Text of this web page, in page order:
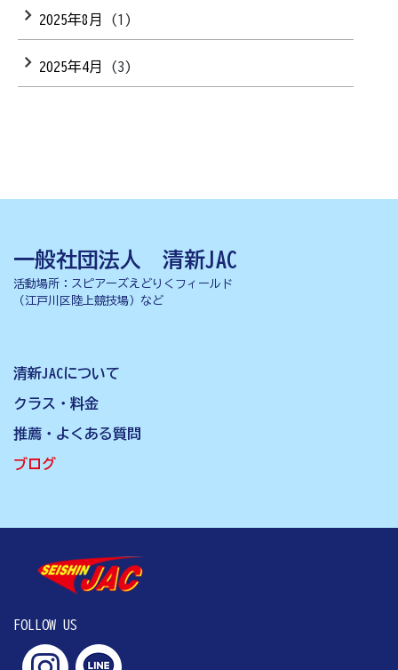
2025年8月 (1)
2025年4月 (3)
一般社団法人 清新JAC
活動場所：スピアーズえどりくフィールド
（江戸川区陸上競技場）など
清新JACについて
クラス・料金
推薦・よくある質問
ブログ
FOLLOW US